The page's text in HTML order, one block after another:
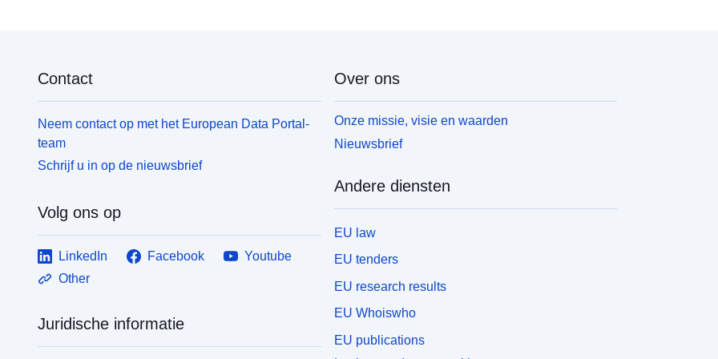
Contact
Neem contact op met het European Data Portal-
team
Schrijf u in op de nieuwsbrief
Volg ons op
LinkedIn Facebook
Youtube
Other
Juridische informatie
Over ons
Onze missie, visie en waarden
Nieuwsbrief
Andere diensten
EU law
EU tenders
EU research results
EU Whoiswho
EU publications